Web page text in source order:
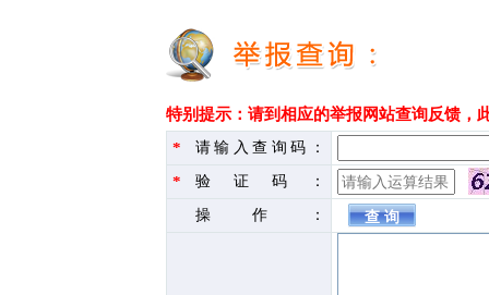
特别提示：请到相应的举报网站查询反馈，
*
请输入查询码：
* 验证码：
操作：